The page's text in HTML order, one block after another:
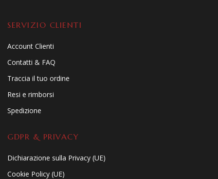
SERVIZIO CLIENTI
Account Clienti
Contatti & FAQ
Traccia il tuo ordine
Resi e rimborsi
Spedizione
GDPR & PRIVACY
Dichiarazione sulla Privacy (UE)
Cookie Policy (UE)